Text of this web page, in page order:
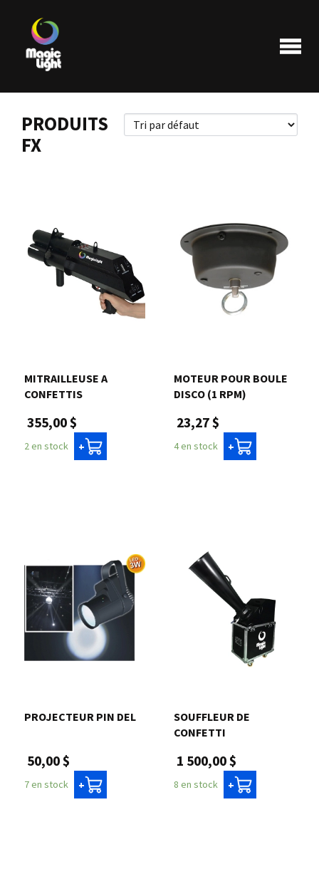
Liquidations
Me connecter
Panier
PRODUITS
FX
MITRAILLEUSE A
CONFETTIS
355,00 $
2 en stock +
MOTEUR POUR BOULE
DISCO (1 RPM)
23,27 $
4 en stock +
PROJECTEUR PIN DEL
50,00 $
7 en stock +
SOUFFLEUR DE
CONFETTI
1 500,00 $
8 en stock +